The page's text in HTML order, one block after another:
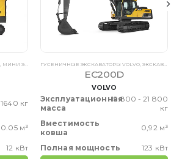
МИНИ ЭКСКАВАТОРЫ VOLVO ,ЭКСКАВАТОРЫ VOLVO
1640 кг
м³
12 кВт
ГУСЕНИЧНЫЕ ЭКСКАВАТОРЫ VOLVO ЭКСКАВАТОРЫ VOLVO
EC200D
VOLVO
Эксплуатационная
масса
19 800 - 21 800
кг
Вместимость
ковша
0,92 м³
Полная мощность 123 кВт